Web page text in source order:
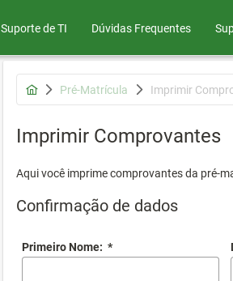
Suporte de TI Dúvidas Frequentes
Pré-Matrícula Imprimir
Imprimir Comprovantes
Aqui você imprime comprovantes da pré-
Confirmação de dados
Primeiro Nome: *